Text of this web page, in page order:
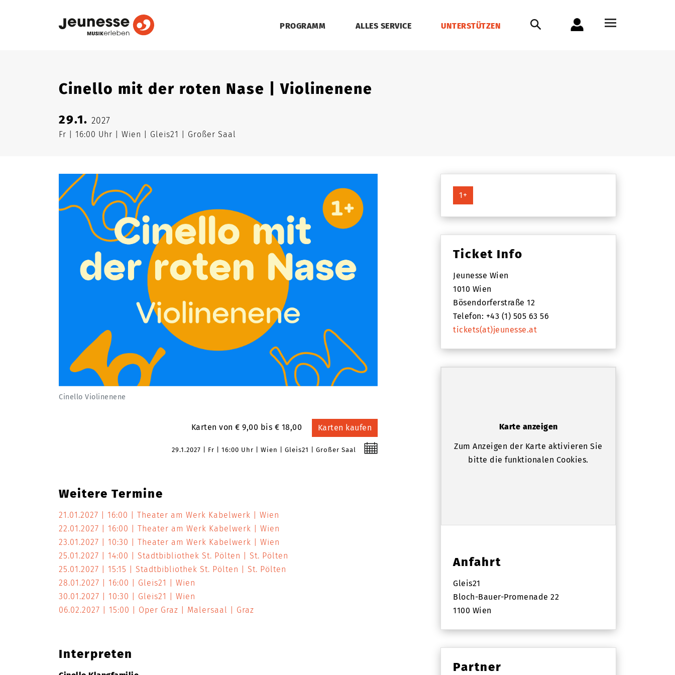
PROGRAMM ALLES SERVICE UNTERSTÜTZEN
Cinello mit der roten Nase | Violinenene
29.1. 2027
Fr 16:00 Uhr Wien Gleis21 Großer Saal
Cinello Violinenene
Karten von € 9,00 bis € 18,00 Karten kaufen
29.1.2027 Fr 16:00 Uhr Wien Gleis21 Großer Saal
Weitere Termine
21.01.2027 16:00 Theater am Werk Kabelwerk
Wien
22.01.2027
16:00 Theater am Werk Kabelwerk
Wien
23.01.2027
10:30 Theater am Werk Kabelwerk
Wien
25.01.2027
14:00 Stadtbibliothek St. Pölten
St. Pölten
25.01.2027
15:15 Stadtbibliothek St. Pölten
St. Pölten
28.01.2027
16:00 Gleis21
Wien
30.01.2027
10:30 Gleis21
Wien
06.02.2027
15:00 Oper Graz | Malersaal Graz
Interpreten
1+
Ticket Info
Jeunesse Wien
1010 Wien
Bösendorferstraße 12
Telefon: +43 (1) 505 63 56
tickets(at)jeunesse.at
Karte anzeigen
Zum Anzeigen der Karte aktivieren Sie
bitte die funktionalen Cookies.
Anfahrt
Gleis21
Bloch-Bauer-Promenade 22
1100 Wien
Partner